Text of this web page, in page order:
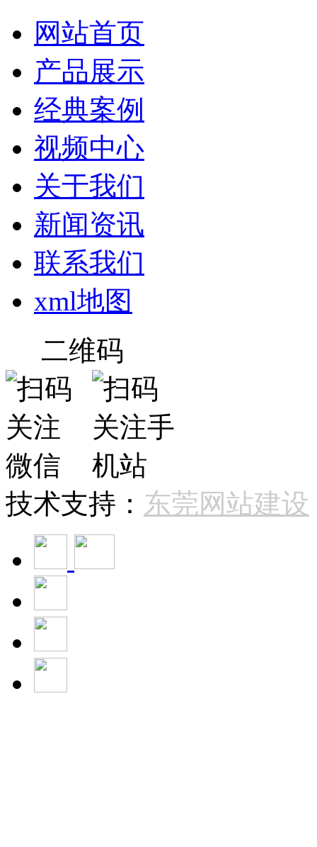
网站首页
产品展示
经典案例
视频中心
关于我们
新闻资讯
联系我们
xml地图
二维码
技术支持： 东莞网站建设